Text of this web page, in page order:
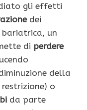
gli effetti
dei
un
di perdere
della
o
da parte